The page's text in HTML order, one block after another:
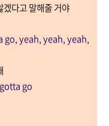
겠다고 말해줄 거야
yeah, yeah, yeah,
go